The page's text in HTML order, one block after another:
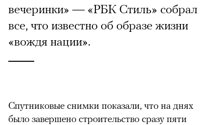
вечеринки» — «РБК Стиль» собрал
все, что известно об образе жизни
«вождя нации».
Спутниковые снимки показали, что на днях
было завершено строительство сразу пяти